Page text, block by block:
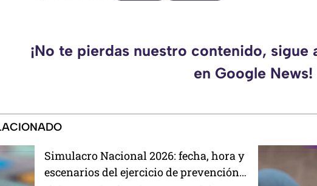
¡No te pierdas nuestro contenido, sigue
en Google News!
Simulacro Nacional 2026: fecha, hora y
escenarios del ejercicio de prevención